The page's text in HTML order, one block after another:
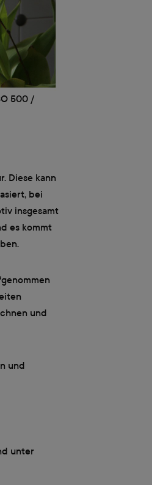
500 /
Diese kann
bei
insgesamt
es kommt
und
und
unter